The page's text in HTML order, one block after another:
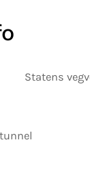
Statens